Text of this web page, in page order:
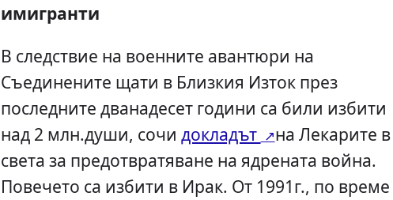
имигранти
В следствие на военните авантюри на
Съединените щати в Близкия Изток през
последните дванадесет години са били избити
над 2 млн.души, сочи докладът
на Лекарите в
света за предотвратяване на ядрената война.
Повечето са избити в Ирак. От 1991г., по време